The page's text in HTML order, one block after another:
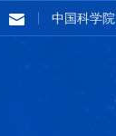
中国科学院